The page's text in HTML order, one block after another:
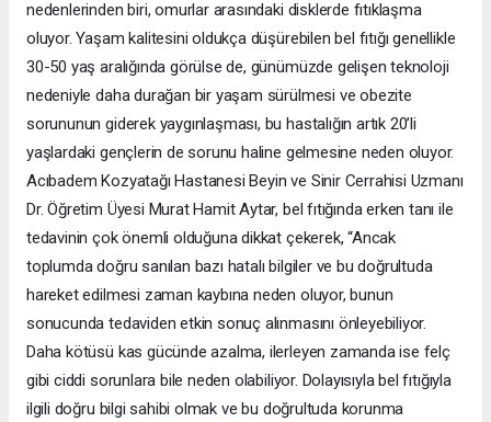
nedenlerinden biri, omurlar arasındaki disklerde fıtıklaşma
oluyor. Yaşam kalitesini oldukça düşürebilen bel fıtığı genellikle
30-50 yaş aralığında görülse de, günümüzde gelişen teknoloji
nedeniyle daha durağan bir yaşam sürülmesi ve obezite
sorununun giderek yaygınlaşması, bu hastalığın artık 20’li
yaşlardaki gençlerin de sorunu haline gelmesine neden oluyor.
Acıbadem Kozyatağı Hastanesi Beyin ve Sinir Cerrahisi Uzmanı
Dr. Öğretim Üyesi Murat Hamit Aytar, bel fıtığında erken tanı ile
tedavinin çok önemli olduğuna dikkat çekerek, “Ancak
toplumda doğru sanılan bazı hatalı bilgiler ve bu doğrultuda
hareket edilmesi zaman kaybına neden oluyor, bunun
sonucunda tedaviden etkin sonuç alınmasını önleyebiliyor.
Daha kötüsü kas gücünde azalma, ilerleyen zamanda ise felç
gibi ciddi sorunlara bile neden olabiliyor. Dolayısıyla bel fıtığıyla
ilgili doğru bilgi sahibi olmak ve bu doğrultuda korunma